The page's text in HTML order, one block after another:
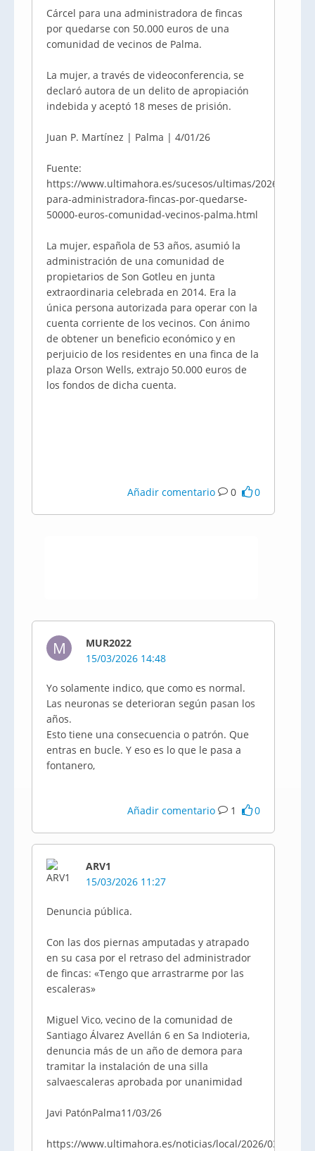
Cárcel para una administradora de fincas
por quedarse con 50.000 euros de una
comunidad de vecinos de Palma.
La mujer, a través de videoconferencia, se
declaró autora de un delito de apropiación
indebida y aceptó 18 meses de prisión.
Juan P. Martínez | Palma | 4/01/26
Fuente:
https://www.ultimahora.es/sucesos/ultimas/2026/01/04/
para-administradora-fincas-por-quedarse-
50000-euros-comunidad-vecinos-palma.html
La mujer, española de 53 años, asumió la
administración de una comunidad de
propietarios de Son Gotleu en junta
extraordinaria celebrada en 2014. Era la
única persona autorizada para operar con la
cuenta corriente de los vecinos. Con ánimo
de obtener un beneficio económico y en
perjuicio de los residentes en una finca de la
plaza Orson Wells, extrajo 50.000 euros de
los fondos de dicha cuenta.
Añadir comentario 0 0
M
MUR2022
15/03/2026 14:48
Yo solamente indico, que como es normal.
Las neuronas se deterioran según pasan los
años.
Esto tiene una consecuencia o patrón. Que
entras en bucle. Y eso es lo que le pasa a
fontanero,
Añadir comentario 1 0
ARV1
15/03/2026 11:27
Denuncia pública.
Con las dos piernas amputadas y atrapado
en su casa por el retraso del administrador
de fincas: «Tengo que arrastrarme por las
escaleras»
Miguel Vico, vecino de la comunidad de
Santiago Álvarez Avellán 6 en Sa Indioteria,
denuncia más de un año de demora para
tramitar la instalación de una silla
salvaescaleras aprobada por unanimidad
Javi PatónPalma11/03/26
https://www.ultimahora.es/noticias/local/2026/03/11/